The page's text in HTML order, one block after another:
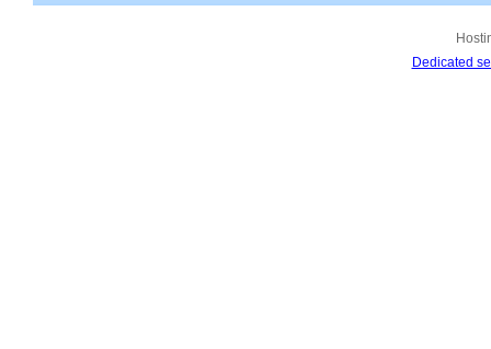
Dedicated